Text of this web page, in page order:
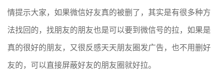
情提示大家，如果微信好友真的被删了，其实是有很多种方
法找回的，找朋友的朋友也是可以要到微信号的拉，如果是
真的很好的朋友，又很反感天天朋友圈发广告，也不用删好
友的，可以直接屏蔽好友的朋友圈就好拉。